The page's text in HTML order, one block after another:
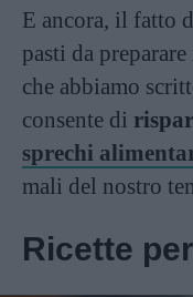
E ancora, il fatto
pasti da
che abbiamo
consente di
sprechi
mali del nostro
Ricette